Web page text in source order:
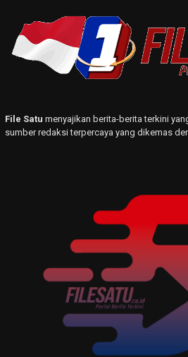
File Satu menyajikan berita-berita terkini
sumber redaksi terpercaya yang dikemas